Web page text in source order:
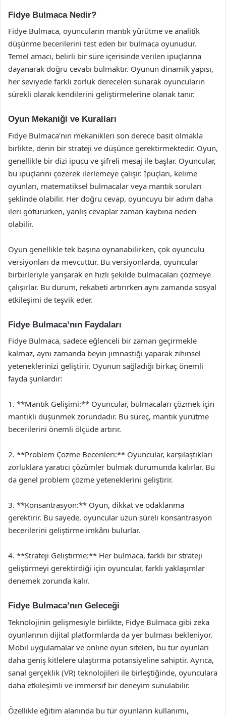
Fidye Bulmaca Nedir?
Fidye Bulmaca, oyuncuların mantık yürütme ve analitik
düşünme becerilerini test eden bir bulmaca oyunudur.
Temel amacı, belirli bir süre içerisinde verilen ipuçlarına
dayanarak doğru cevabı bulmaktır. Oyunun dinamik yapısı,
her seviyede farklı zorluk dereceleri sunarak oyuncuların
sürekli olarak kendilerini geliştirmelerine olanak tanır.
Oyun Mekaniği ve Kuralları
Fidye Bulmaca’nın mekanikleri son derece basit olmakla
birlikte, derin bir strateji ve düşünce gerektirmektedir. Oyun,
genellikle bir dizi ipucu ve şifreli mesaj ile başlar. Oyuncular,
bu ipuçlarını çözerek ilerlemeye çalışır. İpuçları, kelime
oyunları, matematiksel bulmacalar veya mantık soruları
şeklinde olabilir. Her doğru cevap, oyuncuyu bir adım daha
ileri götürürken, yanlış cevaplar zaman kaybına neden
olabilir.
Oyun genellikle tek başına oynanabilirken, çok oyunculu
versiyonları da mevcuttur. Bu versiyonlarda, oyuncular
birbirleriyle yarışarak en hızlı şekilde bulmacaları çözmeye
çalışırlar. Bu durum, rekabeti artırırken aynı zamanda sosyal
etkileşimi de teşvik eder.
Fidye Bulmaca’nın Faydaları
Fidye Bulmaca, sadece eğlenceli bir zaman geçirmekle
kalmaz, aynı zamanda beyin jimnastiği yaparak zihinsel
yeteneklerinizi geliştirir. Oyunun sağladığı birkaç önemli
fayda şunlardır:
1. **Mantık Gelişimi:** Oyuncular, bulmacaları çözmek için
mantıklı düşünmek zorundadır. Bu süreç, mantık yürütme
becerilerini önemli ölçüde artırır.
2. **Problem Çözme Becerileri:** Oyuncular, karşılaştıkları
zorluklara yaratıcı çözümler bulmak durumunda kalırlar. Bu
da genel problem çözme yeteneklerini geliştirir.
3. **Konsantrasyon:** Oyun, dikkat ve odaklanma
gerektirir. Bu sayede, oyuncular uzun süreli konsantrasyon
becerilerini geliştirme imkânı bulurlar.
4. **Strateji Geliştirme:** Her bulmaca, farklı bir strateji
geliştirmeyi gerektirdiği için oyuncular, farklı yaklaşımlar
denemek zorunda kalır.
Fidye Bulmaca’nın Geleceği
Teknolojinin gelişmesiyle birlikte, Fidye Bulmaca gibi zeka
oyunlarının dijital platformlarda da yer bulması bekleniyor.
Mobil uygulamalar ve online oyun siteleri, bu tür oyunları
daha geniş kitlelere ulaştırma potansiyeline sahiptir. Ayrıca,
sanal gerçeklik (VR) teknolojileri ile birleştiğinde, oyunculara
daha etkileşimli ve immersif bir deneyim sunulabilir.
Özellikle eğitim alanında bu tür oyunların kullanımı,